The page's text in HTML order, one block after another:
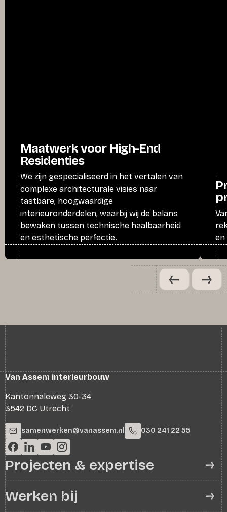
Maatwerk voor High-End
Residenties
We zijn gespecialiseerd in het vertalen van
complexe architecturale visies naar
tastbare, hoogwaardige
interieuronderdelen, waarbij wij de balans
bewaken tussen technische haalbaarheid
en esthetische perfectie.
Van Assem interieurbouw
Kantonnaleweg 30-34
3542 DC Utrecht
samenwerken@vanassem.nl 030 241 22 55
Projecten & expertise
Werken bij